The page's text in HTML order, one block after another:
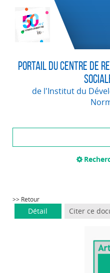
Portail du Centre de
de l'Institut du
>> Retour
Détail Citer ce